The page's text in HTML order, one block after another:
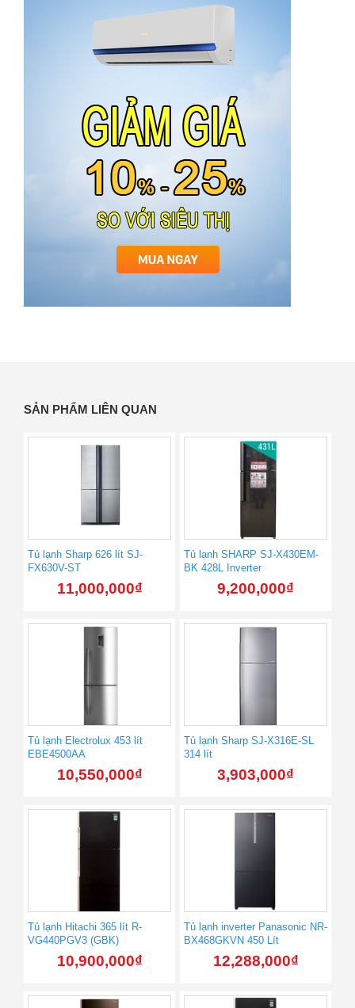
SẢN PHẨM LIÊN QUAN
Tủ lạnh Sharp 626 lít SJ-
FX630V-ST
11,000,000₫
Tủ lạnh SHARP SJ-X430EM-
BK 428L Inverter
9,200,000₫
Tủ lạnh Electrolux 453 lít
EBE4500AA
10,550,000₫
Tủ lạnh Sharp SJ-X316E-SL
314 lít
3,903,000₫
Tủ lạnh Hitachi 365 lít R-
VG440PGV3 (GBK)
10,900,000₫
Tủ lạnh inverter Panasonic NR-
BX468GKVN 450 Lít
12,288,000₫